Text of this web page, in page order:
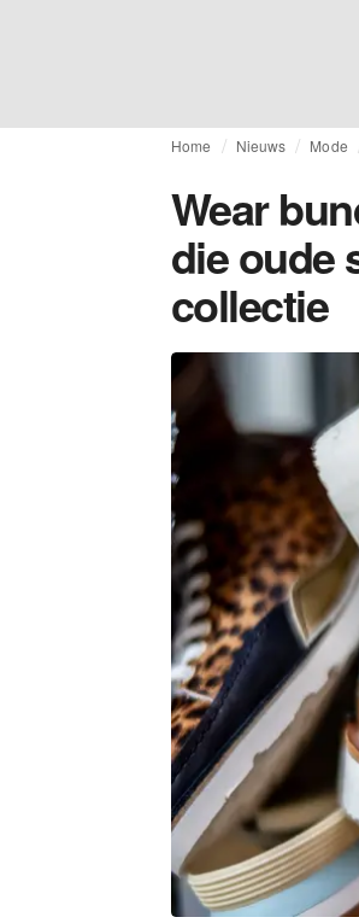
Home Nieuws Mode
Wear
die oude
collectie